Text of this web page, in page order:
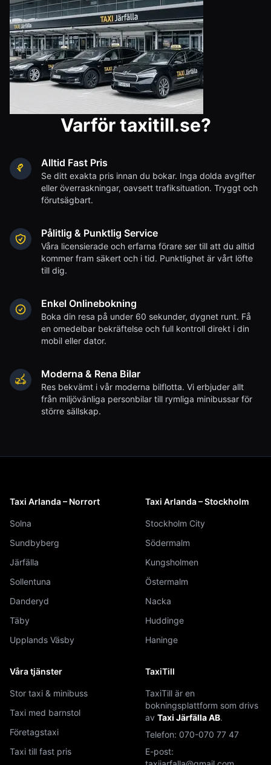
Varför taxitill.se?
Alltid Fast Pris
Se ditt exakta pris innan du bokar. Inga dolda avgifter
eller överraskningar, oavsett trafiksituation. Tryggt och
förutsägbart.
Pålitlig & Punktlig Service
Våra licensierade och erfarna förare ser till att du alltid
kommer fram säkert och i tid. Punktlighet är vårt löfte
till dig.
Enkel Onlinebokning
Boka din resa på under 60 sekunder, dygnet runt. Få
en omedelbar bekräftelse och full kontroll direkt i din
mobil eller dator.
Moderna & Rena Bilar
Res bekvämt i vår moderna bilflotta. Vi erbjuder allt
från miljövänliga personbilar till rymliga minibussar för
större sällskap.
Taxi Arlanda – Norrort
Solna
Sundbyberg
Järfälla
Sollentuna
Danderyd
Täby
Upplands Väsby
Taxi Arlanda – Stockholm
Stockholm City
Södermalm
Kungsholmen
Östermalm
Nacka
Huddinge
Haninge
Våra tjänster
Stor taxi & minibuss
Taxi med barnstol
Företagstaxi
Taxi till fast pris
TaxiTill
TaxiTill är en
bokningsplattform som drivs
av Taxi Järfälla AB.
Telefon: 070-070 77 47
E-post: